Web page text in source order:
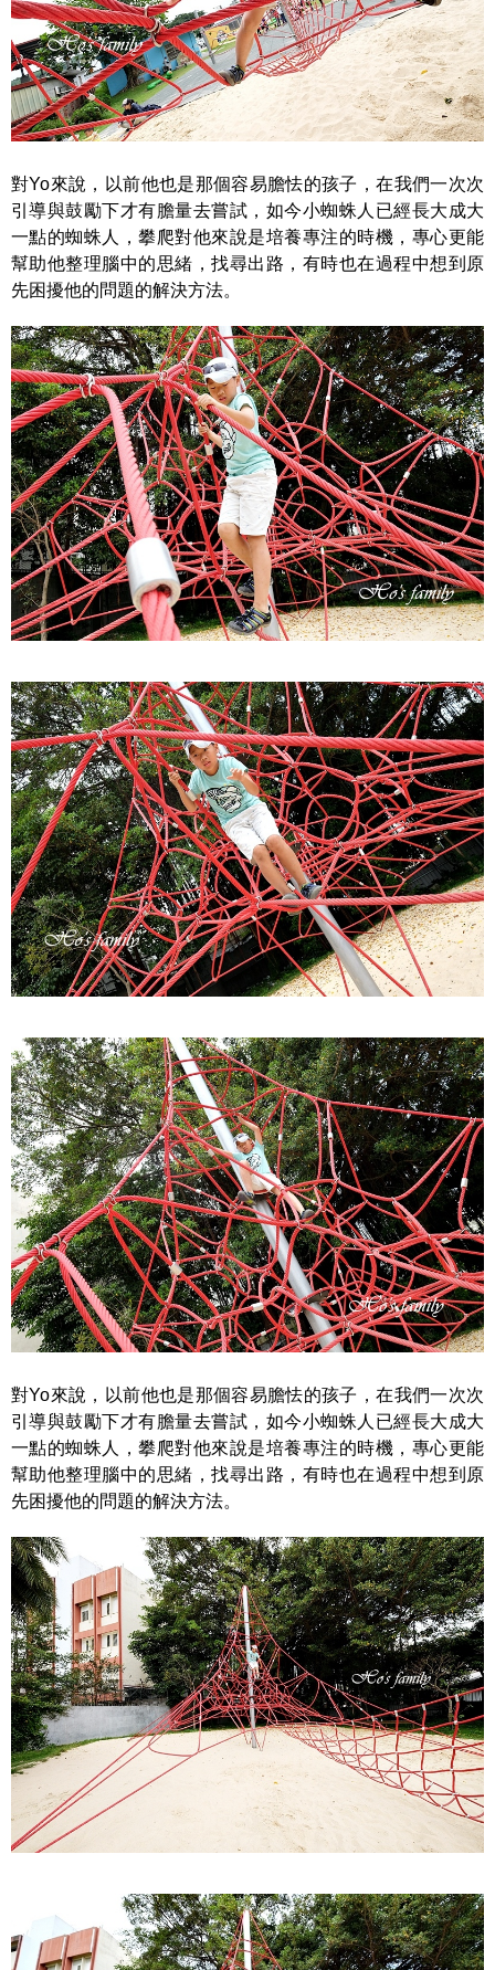
對Yo來說，以前他也是那個容易膽怯的孩子，在我們一次次
引導與鼓勵下才有膽量去嘗試，如今小蜘蛛人已經長大成大
一點的蜘蛛人，攀爬對他來說是培養專注的時機，專心更能
幫助他整理腦中的思緒，找尋出路，有時也在過程中想到原
先困擾他的問題的解決方法。
對Yo來說，以前他也是那個容易膽怯的孩子，在我們一次次
引導與鼓勵下才有膽量去嘗試，如今小蜘蛛人已經長大成大
一點的蜘蛛人，攀爬對他來說是培養專注的時機，專心更能
幫助他整理腦中的思緒，找尋出路，有時也在過程中想到原
先困擾他的問題的解決方法。